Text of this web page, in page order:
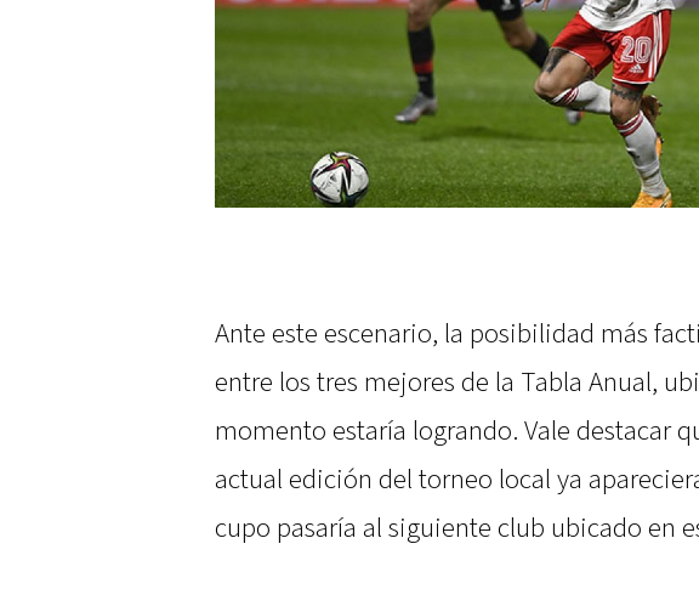
Ante este escenario, la posibilidad más
entre los tres mejores de la Tabla Anual,
momento estaría logrando. Vale destacar
actual edición del torneo local ya
cupo pasaría al siguiente club ubicado en